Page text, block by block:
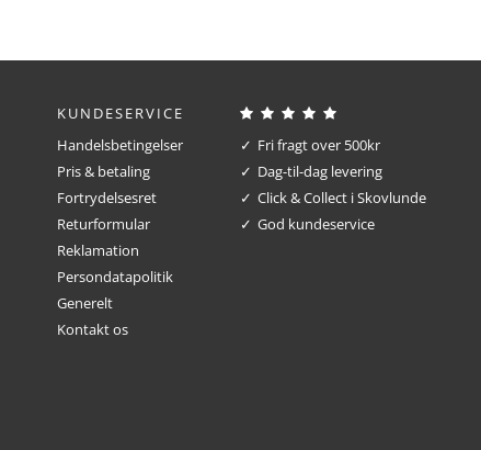
KUNDESERVICE
Handelsbetingelser
Pris & betaling
Fortrydelsesret
Returformular
Reklamation
Persondatapolitik
Generelt
Kontakt os
Fri fragt over 500kr
Dag-til-dag levering
Click & Collect i Skovlunde
God kundeservice